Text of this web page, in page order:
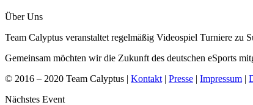
Über Uns
Team Calyptus veranstaltet regelmäßig Videospiel Turniere
Gemeinsam möchten wir die Zukunft des deutschen eSports
© 2016 – 2020 Team Calyptus | Kontakt | Presse | Impressum |
Nächstes Event